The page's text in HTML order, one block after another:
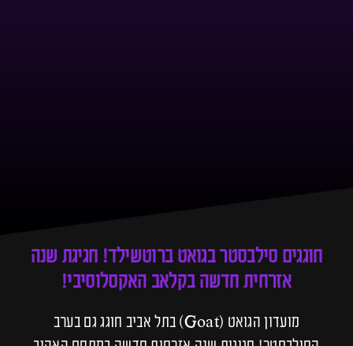
חוגגים סילבסטר בגואט ברוטשילד! חגיגת שנה
אזרחית חדשה בקלאב האקסלוסיבי!
מועדון הגואט (Goat) בתל אביב חוגג גם בערב